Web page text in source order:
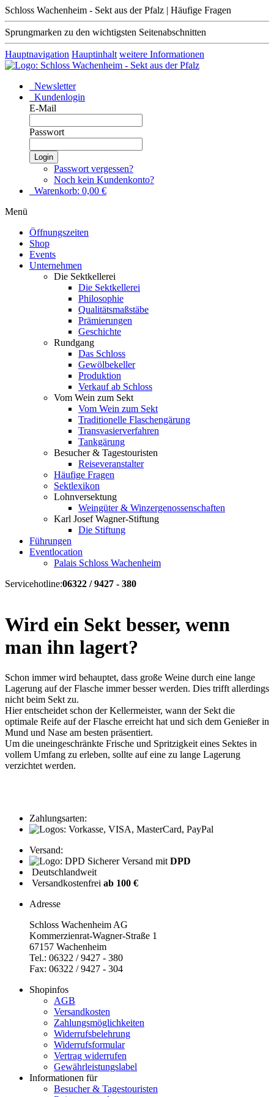
Schloss Wachenheim - Sekt aus der Pfalz | Häufige Fragen
Sprungmarken zu den wichtigsten Seitenabschnitten
Hauptnavigation Hauptinhalt weitere Informationen
Newsletter
Kundenlogin
E-Mail
Passwort
Login
Passwort vergessen?
Noch kein Kundenkonto?
Warenkorb: 0,00 €
Menü
Öffnungszeiten
Shop
Events
Unternehmen
Die Sektkellerei
Die Sektkellerei
Philosophie
Qualitätsmaßstäbe
Prämierungen
Geschichte
Rundgang
Das Schloss
Gewölbekeller
Produktion
Verkauf ab Schloss
Vom Wein zum Sekt
Vom Wein zum Sekt
Traditionelle Flaschengärung
Transvasierverfahren
Tankgärung
Besucher & Tagestouristen
Reiseveranstalter
Häufige Fragen
Sektlexikon
Lohnversektung
Weingüter & Winzergenossenschaften
Karl Josef Wagner-Stiftung
Die Stiftung
Führungen
Eventlocation
Palais Schloss Wachenheim
Servicehotline:06322 / 9427 - 380
Wird ein Sekt besser, wenn
man ihn lagert?
Schon immer wird behauptet, dass große Weine durch eine lange
Lagerung auf der Flasche immer besser werden. Dies trifft allerdings
nicht beim Sekt zu.
Hier entscheidet schon der Kellermeister, wann der Sekt die
optimale Reife auf der Flasche erreicht hat und sich dem Genießer in
Mund und Nase am besten präsentiert.
Um die uneingeschränkte Frische und Spritzigkeit eines Sektes in
vollem Umfang zu erleben, sollte auf eine zu lange Lagerung
verzichtet werden.
Zahlungsarten:
Versand:
Sicherer Versand mit DPD
Deutschlandweit
Versandkostenfrei ab 100 €
Adresse
Schloss Wachenheim AG
Kommerzienrat-Wagner-Straße 1
67157 Wachenheim
Tel.: 06322 / 9427 - 380
Fax: 06322 / 9427 - 304
Shopinfos
AGB
Versandkosten
Zahlungsmöglichkeiten
Widerrufsbelehrung
Widerrufsformular
Vertrag widerrufen
Gewährleistungslabel
Informationen für
Besucher & Tagestouristen